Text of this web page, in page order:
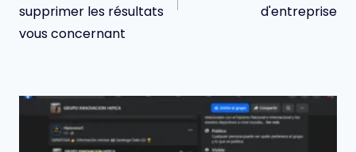
supprimer les résultats
vous concernant
d'entreprise